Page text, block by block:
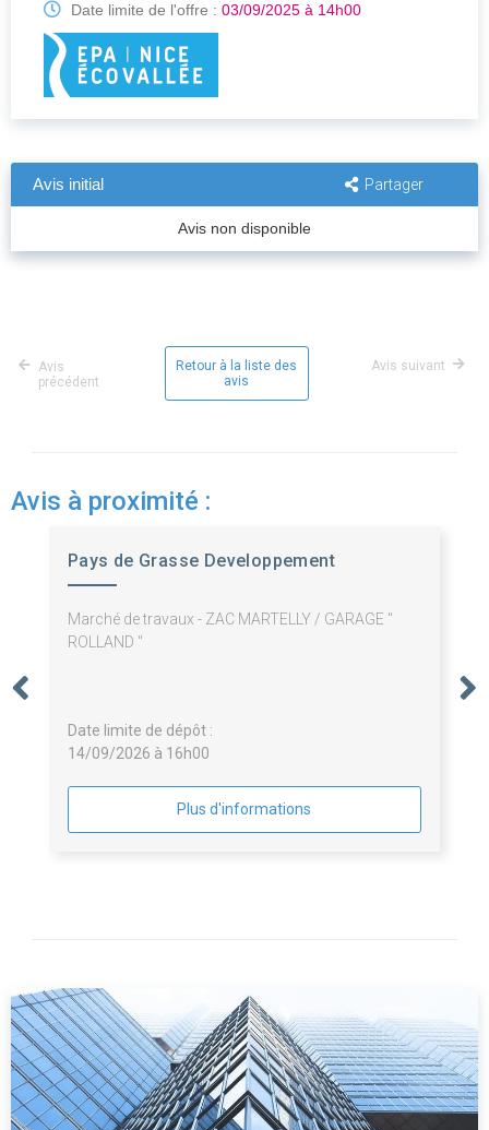
Date limite de l'offre : 03/09/2025 à 14h00
Avis initial Partager
Avis non disponible
Avis
précédent
Retour à la liste des
avis
Avis suivant
Avis à proximité :
Pays de Grasse Developpement
Marché de travaux - ZAC MARTELLY / GARAGE "
ROLLAND "
Date limite de dépôt :
14/09/2026 à 16h00
Plus d'informations